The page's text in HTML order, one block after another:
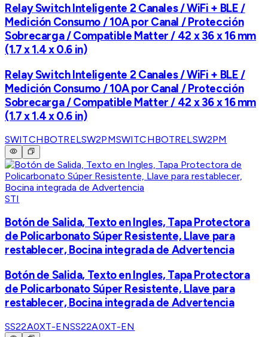
Relay Switch Inteligente 2 Canales / WiFi + BLE /
Medición Consumo / 10A por Canal / Protección
Sobrecarga / Compatible Matter / 42 x 36 x 16 mm
(1.7 x 1.4 x 0.6 in)
Relay Switch Inteligente 2 Canales / WiFi + BLE /
Medición Consumo / 10A por Canal / Protección
Sobrecarga / Compatible Matter / 42 x 36 x 16 mm
(1.7 x 1.4 x 0.6 in)
SWITCHBOTRELSW2PMSWITCHBOTRELSW2PM
STI
Botón de Salida, Texto en Ingles, Tapa Protectora
de Policarbonato Súper Resistente, Llave para
restablecer, Bocina integrada de Advertencia
Botón de Salida, Texto en Ingles, Tapa Protectora
de Policarbonato Súper Resistente, Llave para
restablecer, Bocina integrada de Advertencia
SS22A0XT-ENSS22A0XT-EN